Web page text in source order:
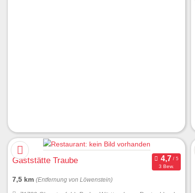
Gaststätte Traube
3 Bew.
7,5 km (Entfernung von Löwenstein)